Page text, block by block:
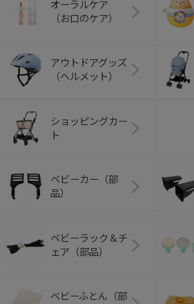
オーラルケア
（お口のケア）
アウトドアグッズ
（ヘルメット）
ショッピングカー
ト
ベビーカー（部
品）
ベビーラック＆チ
ェア（部品）
ベビーふとん（部